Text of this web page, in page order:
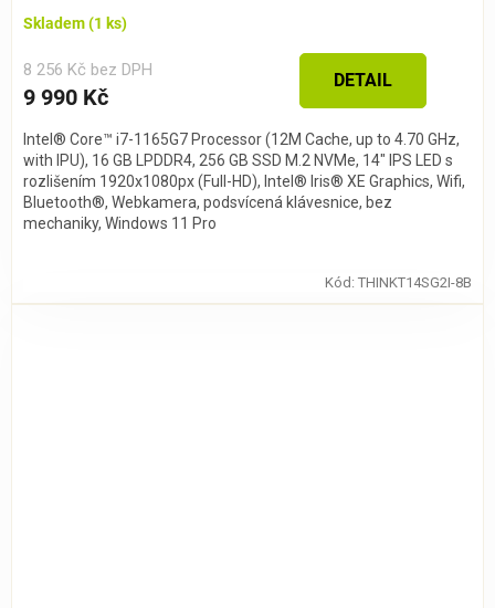
Skladem(1 ks)
8 256 Kč bez DPH
9 990 Kč
DETAIL
Intel® Core™ i7-1165G7 Processor (12M Cache, up to 4.70 GHz,
with IPU), 16 GB LPDDR4, 256 GB SSD M.2 NVMe, 14" IPS LED s
rozlišením 1920x1080px (Full-HD), Intel® Iris® XE Graphics, Wifi,
Bluetooth®, Webkamera, podsvícená klávesnice, bez
mechaniky, Windows 11 Pro
Kód: THINKT14SG2I-8B